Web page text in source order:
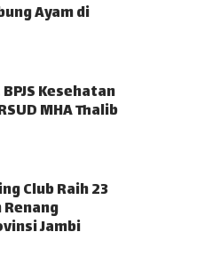
Ayam di
Kesehatan
MHA Thalib
Club Raih 23
Jambi